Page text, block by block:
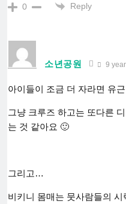
0 Reply
소년공원 9
아이들이 조금 더 자라면 유
그냥 크루즈 하고는 또다른
는 것 같아요 🙂
그리고…
비키니 몸매는 뭇사람들의